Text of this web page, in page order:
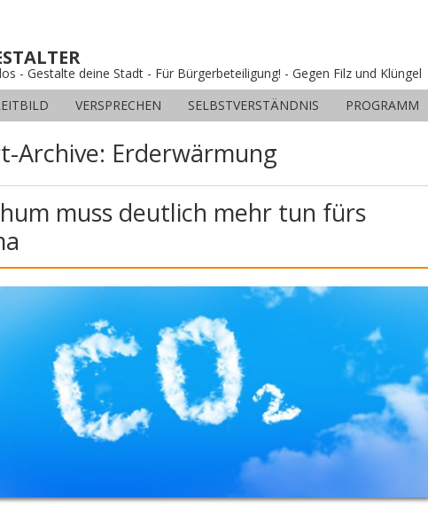
- Gestalte deine Stadt - Für Bürgerbeteiligung! - Gegen Filz und Klüngel
VERSPRECHEN SELBSTVERSTÄNDNIS PROGRAMM
Archive: Erderwärmung
muss deutlich mehr tun fürs